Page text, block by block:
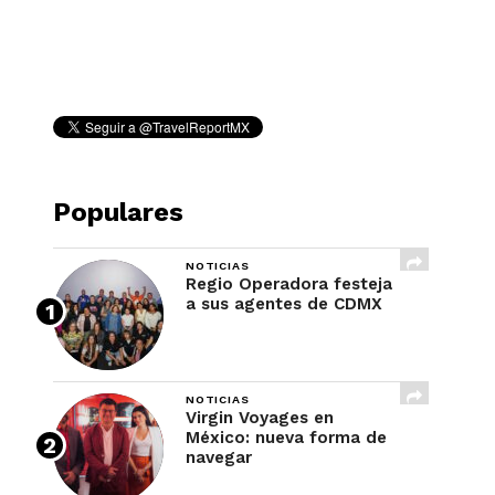
Populares
NOTICIAS
Regio Operadora festeja
a sus agentes de CDMX
NOTICIAS
Virgin Voyages en
México: nueva forma de
navegar